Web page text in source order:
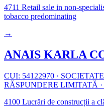
4711 Retail sale in non-
tobacco predominating
→
ANAIS KARLA
CUI: 54122970 ·
RĂSPUNDERE LIMITATĂ ·
4100 Lucrări de construcții a